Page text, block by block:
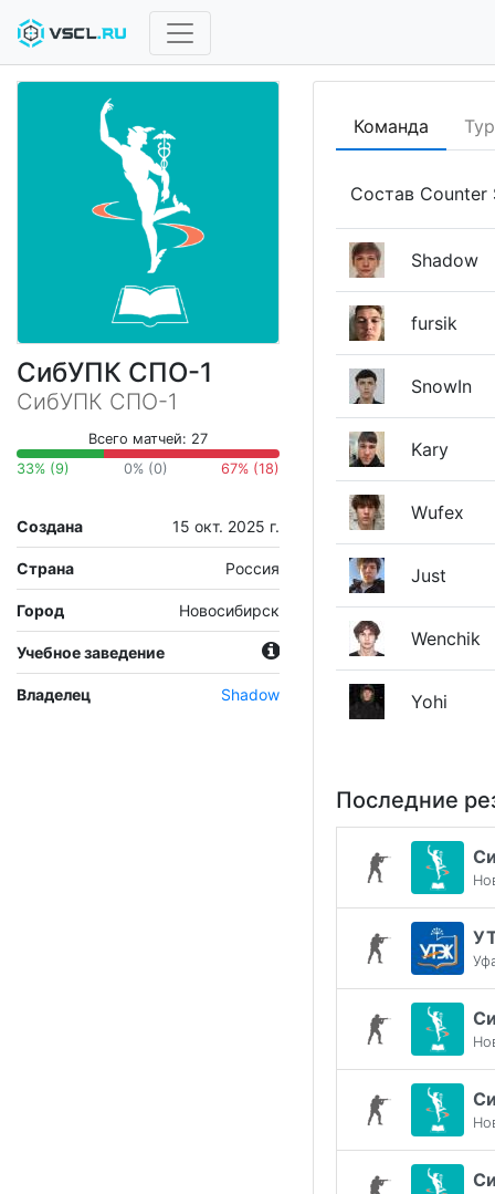
СибУПК СПО-1
СибУПК СПО-1
Всего матчей: 27
33% (9)
0% (0) 67% (18)
Создана 15 окт. 2025 г.
Страна Россия
Город Новосибирск
Учебное заведение
Владелец Shadow
Команда
Состав Counter
Shadow
fursik
SnowIn
Kary
Wufex
Just
Wenchik
Yohi
Последние